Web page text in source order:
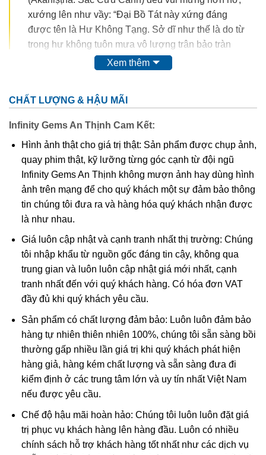
xướng lên như vầy: “Đại Bồ Tát này xứng đáng
được tên là Hư Không Tạng. Sở dĩ như thế là do từ
trong hư không tuôn mưa vô lượng trân bảo tràn
đầy tất cả”. Lúc này Đức Thế Tôn liền Ấn Khả lời
Hư Không Tạng Bồ Tát là vị phật tượng trưng cho sự
thông tất cả kho tàng trên thế gian, nhưng ngài không
màng đến mà xem tất cả như hư không. Chính vì thế mà
pháp danh của ngài là Hư Không Tạng Bồ Tát.
Trong kinh phật có ghi lại, Hư Không Tạng Bồ Tát tay
phải mang kiếm có liệt hỏa rực sáng tượng trưng cho
sức mạnh của sự bảo vệ. Tay trái Hư Không Tạng Bồ
Tát mang nhành hoa sen hoặc viên ngọc sáng biểu
trưng cho sự thông tuệ và tâm trong sáng.
Khi mang hình tượng Hư Không Tạng Bồ Tát bên mình
sẽ giúp bản thân tăng cường sức mạnh lý trí, tránh khỏi
những cám dỗ của vật chất, tà ma đồng thời giúp thanh
tịnh đầu óc cho một tâm trí mạnh khỏe, sáng suốt.
Xem thêm
CHẤT LƯỢNG & HẬU MÃI
Infinity Gems An Thịnh Cam Kết:
Hình ảnh thật cho giá trị thật: Sản phẩm được chụp ảnh,
quay phim thật, kỹ lưỡng từng góc cạnh từ đội ngũ
Infinity Gems An Thịnh không mượn ảnh hay dùng hình
ảnh trên mạng để cho quý khách một sự đảm bảo thông
tin chúng tôi đưa ra và hàng hóa quý khách nhận được
là như nhau.
Giá luôn cập nhật và cạnh tranh nhất thị trường: Chúng
tôi nhập khẩu từ nguồn gốc đáng tin cậy, không qua
trung gian và luôn luôn cập nhật giá mới nhất, cạnh
tranh nhất đến với quý khách hàng. Có hóa đơn VAT
đầy đủ khi quý khách yêu cầu.
Sản phẩm có chất lượng đảm bảo: Luôn luôn đảm bảo
hàng tự nhiên thiên nhiên 100%, chúng tôi sẵn sàng bồi
thường gấp nhiều lần giá trị khi quý khách phát hiện
hàng giả, hàng kém chất lượng và sẵn sàng đưa đi
kiểm định ở các trung tâm lớn và uy tín nhất Việt Nam
nếu được yêu cầu.
Chế độ hậu mãi hoàn hảo: Chúng tôi luôn luôn đặt giá
trị phục vụ khách hàng lên hàng đầu. Luôn có nhiều
chính sách hỗ trợ khách hàng tốt nhất như các dịch vụ